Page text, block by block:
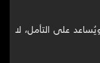
على التأمل، لا